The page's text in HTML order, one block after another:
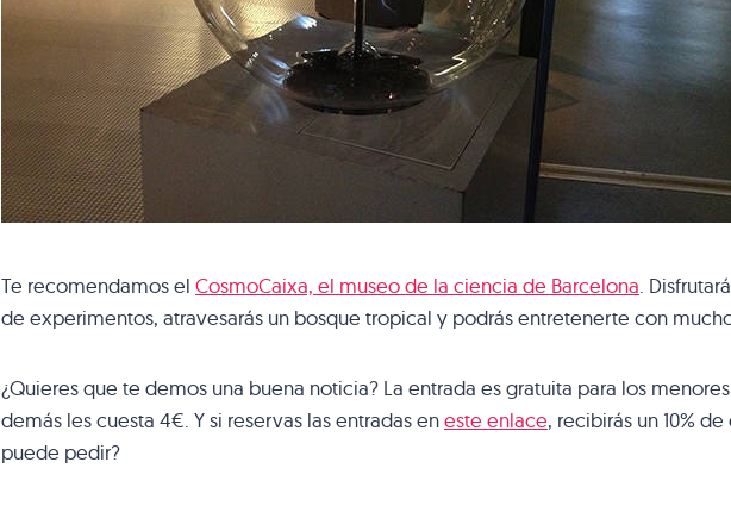
Te recomendamos elCosmoCaixa, el museo de la ciencia de Barcelona .
de experimentos, atravesarás un bosque tropical y podrás entretenerte con
¿Quieres que te demos una buena noticia? La entrada es gratuita para los
demás les cuesta 4€. Y si reservas las entradas eneste enlace, recibirás un 10%
puede pedir?